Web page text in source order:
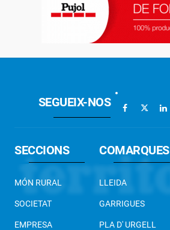
SEGUEIX-NOS
SECCIONS
MÓN RURAL
SOCIETAT
EMPRESA
COMARQUES
LLEIDA
GARRIGUES
PLA D' URGELL